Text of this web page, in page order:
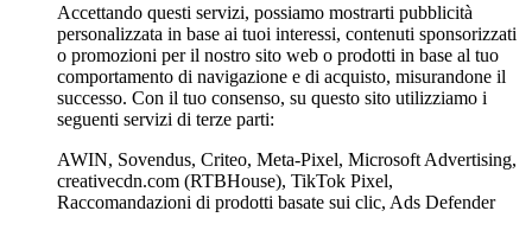
Accettando questi servizi, possiamo mostrarti pubblicità
personalizzata in base ai tuoi interessi, contenuti sponsorizzati
o promozioni per il nostro sito web o prodotti in base al tuo
comportamento di navigazione e di acquisto, misurandone il
successo. Con il tuo consenso, su questo sito utilizziamo i
seguenti servizi di terze parti:
AWIN, Sovendus, Criteo, Meta-Pixel, Microsoft Advertising,
creativecdn.com (RTBHouse), TikTok Pixel,
Raccomandazioni di prodotti basate sui clic, Ads Defender